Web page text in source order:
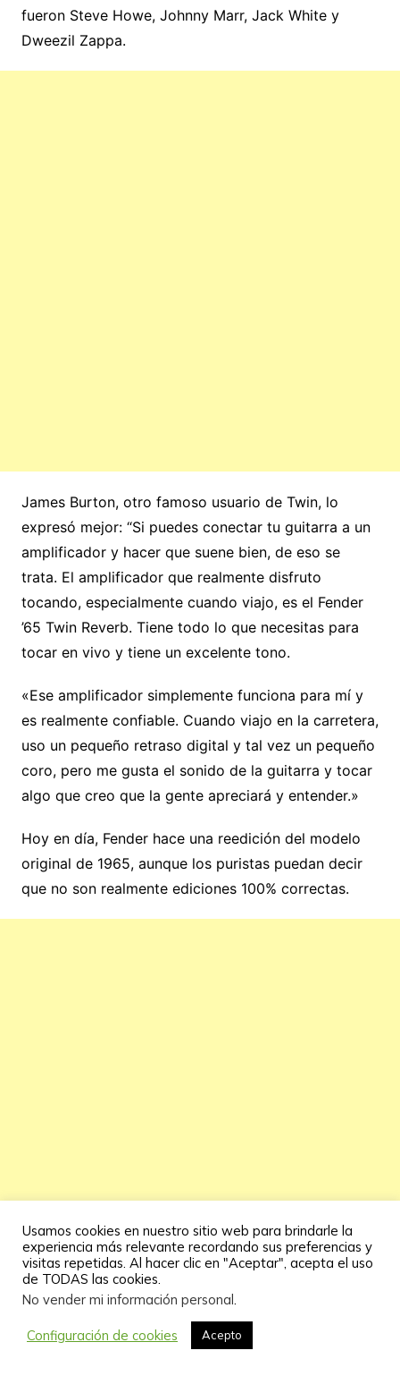
fueron Steve Howe, Johnny Marr, Jack White y
Dweezil Zappa.
James Burton, otro famoso usuario de Twin, lo
expresó mejor: “Si puedes conectar tu guitarra a un
amplificador y hacer que suene bien, de eso se
trata. El amplificador que realmente disfruto
tocando, especialmente cuando viajo, es el Fender
’65 Twin Reverb. Tiene todo lo que necesitas para
tocar en vivo y tiene un excelente tono.
«Ese amplificador simplemente funciona para mí y
es realmente confiable. Cuando viajo en la carretera,
uso un pequeño retraso digital y tal vez un pequeño
coro, pero me gusta el sonido de la guitarra y tocar
algo que creo que la gente apreciará y entender.»
Hoy en día, Fender hace una reedición del modelo
original de 1965, aunque los puristas puedan decir
que no son realmente ediciones 100% correctas.
Usamos cookies en nuestro sitio web para brindarle la
experiencia más relevante recordando sus preferencias y
visitas repetidas. Al hacer clic en "Aceptar", acepta el uso
de TODAS las cookies.
No vender mi información personal.
Configuración de cookies Acepto